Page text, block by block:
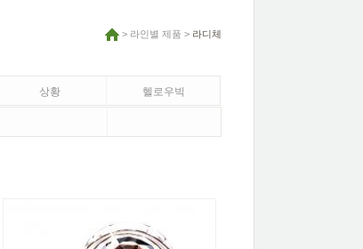
> 라인별 제품 > 라디체
상황 헬로우빅